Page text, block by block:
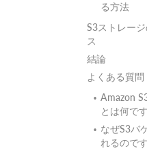
る方法
S3ストレー
ス
結論
よくある質問
Amazon
とは何で
なぜS3バ
れるので